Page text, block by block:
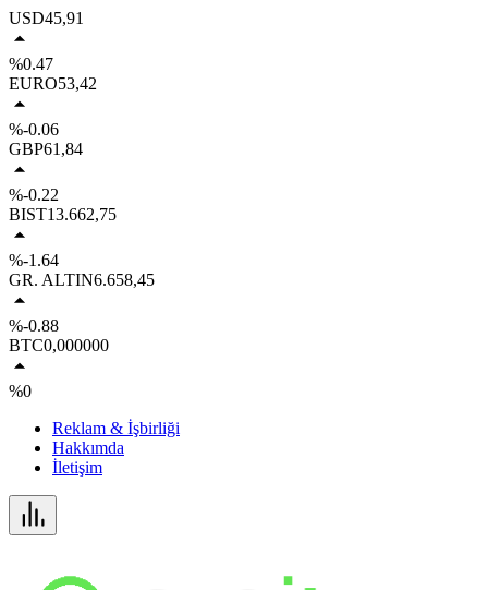
USD45,91
%0.47
EURO53,42
%-0.06
GBP61,84
%-0.22
BIST13.662,75
%-1.64
GR. ALTIN6.658,45
%-0.88
BTC0,000000
%0
Reklam & İşbirliği
Hakkımda
İletişim